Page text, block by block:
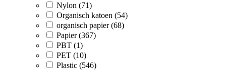
Nylon (71)
Organisch katoen (54)
organisch papier (68)
Papier (367)
PBT (1)
PET (10)
Plastic (546)